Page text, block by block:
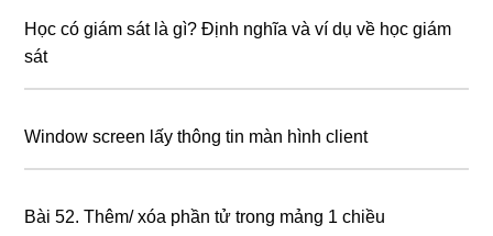
Học có giám sát là gì? Định nghĩa và ví dụ về học giám
sát
Window screen lấy thông tin màn hình client
Bài 52. Thêm/ xóa phần tử trong mảng 1 chiều